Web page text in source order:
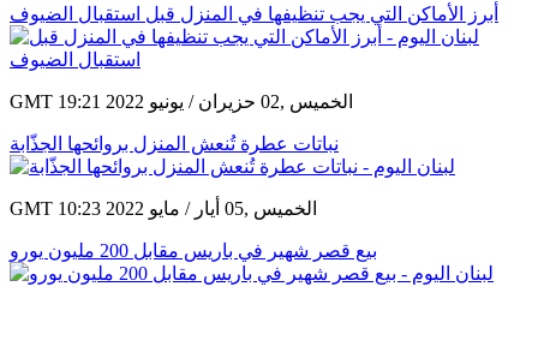
أبرز الأماكن التي يجب تنظيفها في المنزل قبل استقبال الضيوف
GMT 19:21 2022 الخميس ,02 حزيران / يونيو
نباتات عطرة تُنعش المنزل بروائحها الجذّابة
GMT 10:23 2022 الخميس ,05 أيار / مايو
بيع قصر شهير في باريس مقابل 200 مليون يورو